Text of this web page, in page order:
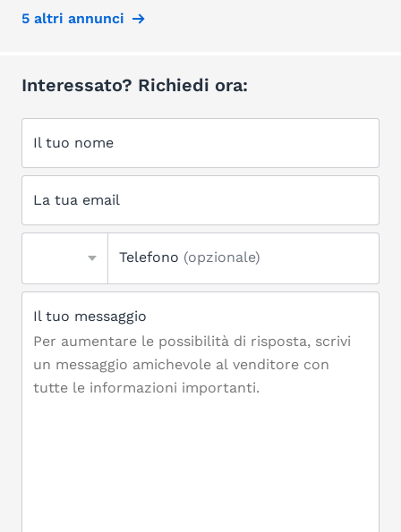
5 altri annunci
Interessato? Richiedi ora:
Il tuo nome
La tua email
Telefono (opzionale)
Il tuo messaggio